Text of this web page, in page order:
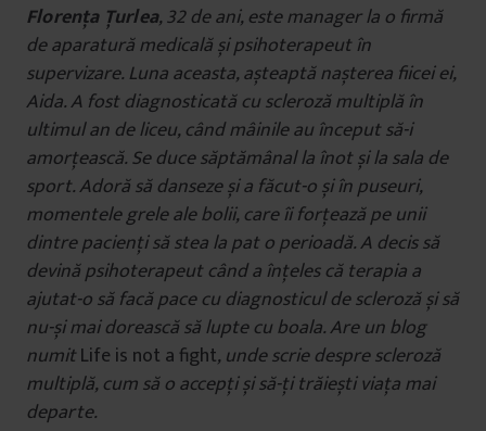
Florența Țurlea, 32 de ani, este manager la o firmă
de aparatură medicală și psihoterapeut în
supervizare. Luna aceasta, așteaptă nașterea fiicei ei,
Aida. A fost diagnosticată cu scleroză multiplă în
ultimul an de liceu, când mâinile au început să-i
amorțească. Se duce săptămânal la înot și la sala de
sport. Adoră să danseze și a făcut-o și în puseuri,
momentele grele ale bolii, care îi forțează pe unii
dintre pacienți să stea la pat o perioadă. A decis să
devină psihoterapeut când a înțeles că terapia a
ajutat-o să facă pace cu diagnosticul de scleroză și să
nu-și mai dorească să lupte cu boala. Are un blog
numitLife is not a fight, unde scrie despre scleroză
multiplă, cum să o accepți și să-ți trăiești viața mai
departe.